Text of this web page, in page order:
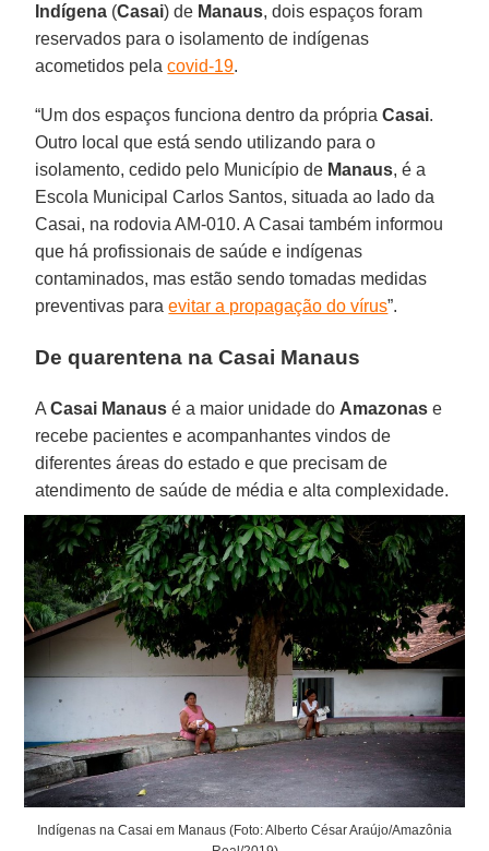
Indígena (Casai) de Manaus, dois espaços foram
reservados para o isolamento de indígenas
acometidos pelacovid-19.
“Um dos espaços funciona dentro da própriaCasai.
Outro local que está sendo utilizando para o
isolamento, cedido pelo Município de Manaus, é a
Escola Municipal Carlos Santos, situada ao lado da
Casai, na rodovia AM-010. A Casai também informou
que há profissionais de saúde e indígenas
contaminados, mas estão sendo tomadas medidas
preventivas paraevitar a propagação do vírus”.
De quarentena na Casai Manaus
ACasai Manaus é a maior unidade do Amazonas e
recebe pacientes e acompanhantes vindos de
diferentes áreas do estado e que precisam de
atendimento de saúde de média e alta complexidade.
Indígenas na Casai em Manaus (Foto: Alberto César Araújo/Amazônia